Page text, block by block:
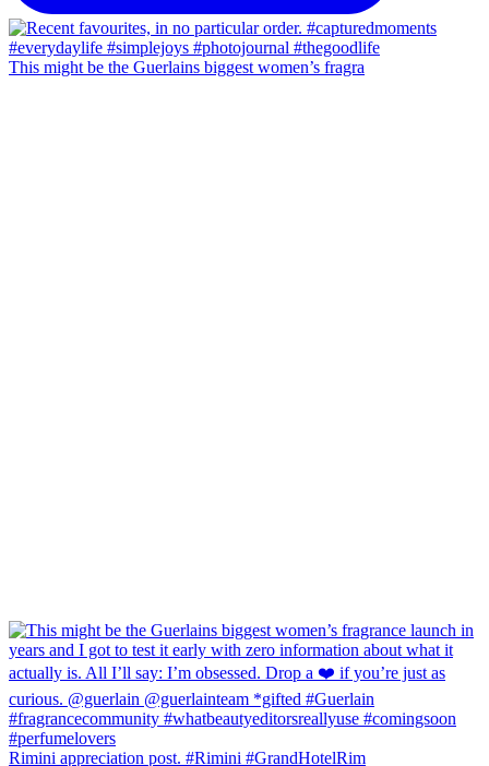
This might be the Guerlains biggest women’s fragra
Rimini appreciation post. #Rimini #GrandHotelRim